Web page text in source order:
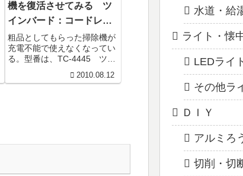
機を復活させてみる ツ
インバード：コードレス
スティック型クリーナー
ジェットサイクロン2/TC-
4445BL
粗品としてもらった掃除機が
充電不能で使えなくなってい
る。型番は、TC-4445 ツイ
が粗品にしては豪勢なつくり
2010.08.12
水道・給
ライト・懐
LEDライ
その他ラ
ＤＩＹ
アルミろ
切削・切